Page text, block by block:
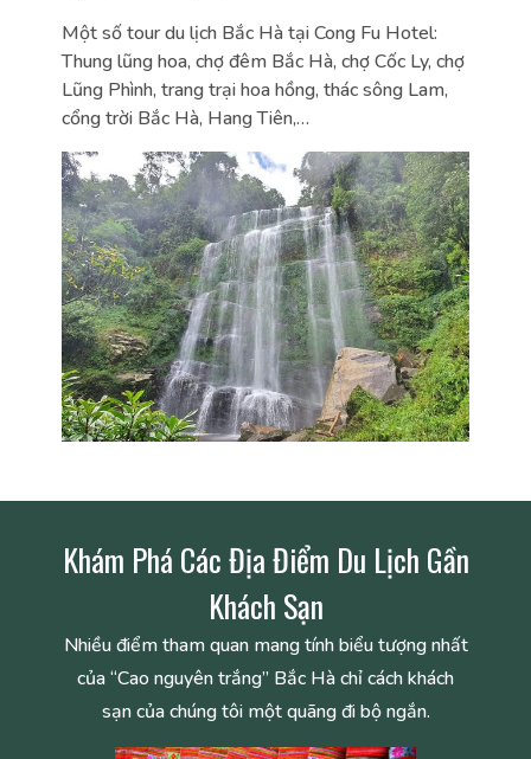
Một số tour du lịch Bắc Hà tại Cong Fu Hotel:
Thung lũng hoa, chợ đêm Bắc Hà, chợ Cốc Ly, chợ
Lũng Phình, trang trại hoa hồng, thác sông Lam,
cổng trời Bắc Hà, Hang Tiên,…
Khám Phá Các Địa Điểm Du Lịch Gần
Khách Sạn
Nhiều điểm tham quan mang tính biểu tượng nhất
của “Cao nguyên trắng” Bắc Hà chỉ cách khách
sạn của chúng tôi một quãng đi bộ ngắn.